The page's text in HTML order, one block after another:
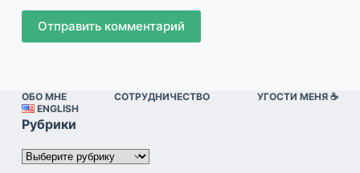
Отправить комментарий
ОБО МНЕ СОТРУДНИЧЕСТВО
УГОСТИ МЕНЯ ☕️
ENGLISH
Рубрики
Рубрики